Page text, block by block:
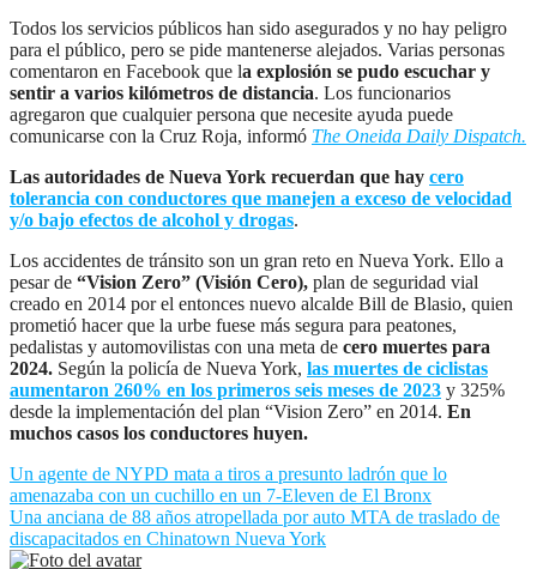
Todos los servicios públicos han sido asegurados y no hay peligro
para el público, pero se pide mantenerse alejados. Varias personas
comentaron en Facebook que la explosión se pudo escuchar y
sentir a varios kilómetros de distancia. Los funcionarios
agregaron que cualquier persona que necesite ayuda puede
comunicarse con la Cruz Roja, informó The Oneida Daily Dispatch.
Las autoridades de Nueva York recuerdan que hay cero
tolerancia con conductores que manejen a exceso de velocidad
y/o bajo efectos de alcohol y drogas.
Los accidentes de tránsito son un gran reto en Nueva York. Ello a
pesar de “Vision Zero” (Visión Cero), plan de seguridad vial
creado en 2014 por el entonces nuevo alcalde Bill de Blasio, quien
prometió hacer que la urbe fuese más segura para peatones,
pedalistas y automovilistas con una meta de cero muertes para
2024. Según la policía de Nueva York, las muertes de ciclistas
aumentaron 260% en los primeros seis meses de 2023 y 325%
desde la implementación del plan “Vision Zero” en 2014. En
muchos casos los conductores huyen.
Navegación
de
entradas
Un agente de NYPD mata a tiros a presunto ladrón que lo
amenazaba con un cuchillo en un 7-Eleven de El Bronx
Una anciana de 88 años atropellada por auto MTA de traslado de
discapacitados en Chinatown Nueva York